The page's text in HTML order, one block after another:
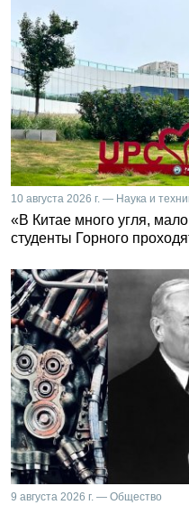
10 августа 2026 г. — Наука и
«В Китае много угля,
студенты Горного
9 августа 2026 г. — Общество